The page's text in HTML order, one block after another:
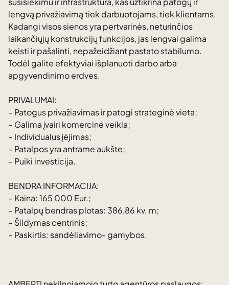
lengvą privažiavimą tiek darbuotojams, tiek klientams.
Kadangi visos sienos yra pertvarinės, neturinčios
laikančiųjų konstrukcijų funkcijos, jas lengvai galima
keisti ir pašalinti, nepažeidžiant pastato stabilumo.
Todėl galite efektyviai išplanuoti darbo arba
apgyvendinimo erdves.
PRIVALUMAI:
– Patogus privažiavimas ir patogi strateginė vieta;
– Galima įvairi komercinė veikla;
– Individualus įėjimas;
– Patalpos yra antrame aukšte;
– Puiki investicija.
BENDRA INFORMACIJA:
– Kaina: 165 000 Eur.;
– Patalpų bendras plotas: 386,86 kv. m;
– Šildymas centrinis;
– Paskirtis: sandėliavimo- gamybos.